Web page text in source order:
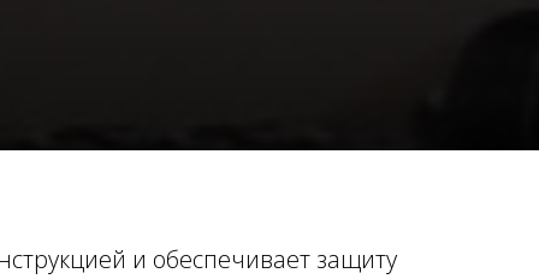
и обеспечивает защиту